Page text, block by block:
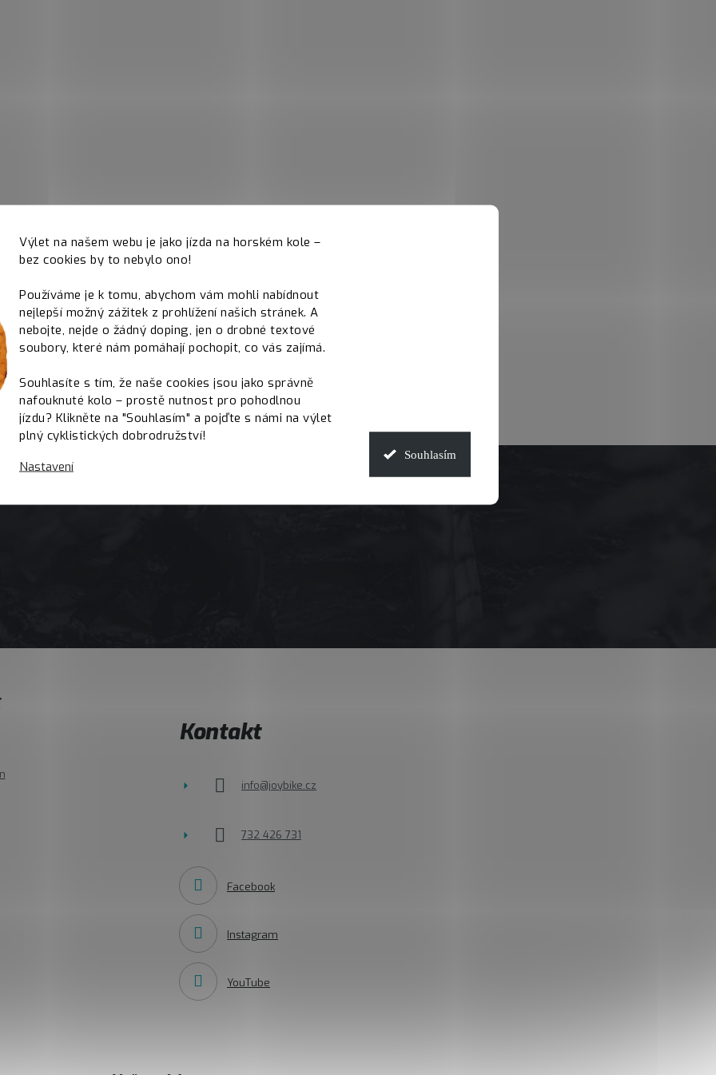
Výlet na našem webu je jako jízda na horském kole –
bez cookies by to nebylo ono!
Používáme je k tomu, abychom vám mohli nabídnout
nejlepší možný zážitek z prohlížení našich stránek. A
nebojte, nejde o žádný doping, jen o drobné textové
soubory, které nám pomáhají pochopit, co vás zajímá.
Souhlasíte s tím, že naše cookies jsou jako správně
nafouknuté kolo – prostě nutnost pro pohodlnou
jízdu? Klikněte na "Souhlasím" a pojďte s námi na výlet
plný cyklistických dobrodružství!
Nastavení
Souhlasím
Kontakt
info@joybike.cz
732 426 731
Facebook
Instagram
YouTube